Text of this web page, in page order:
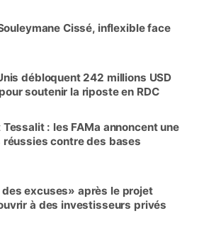
Cissé, inflexible face
débloquent 242 millions USD
soutenir la riposte en RDC
: les FAMa annoncent une
réussies contre des bases
excuses» après le projet
à des investisseurs privés